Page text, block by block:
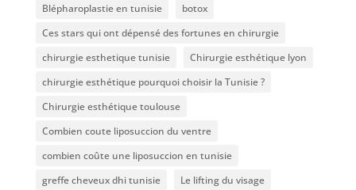
Blépharoplastie en tunisie
botox
Ces stars qui ont dépensé des fortunes en chirurgie
chirurgie esthetique tunisie
Chirurgie esthétique lyon
chirurgie esthétique pourquoi choisir la Tunisie ?
Chirurgie esthétique toulouse
Combien coute liposuccion du ventre​
combien coûte une liposuccion en tunisie
greffe cheveux dhi tunisie
Le lifting du visage